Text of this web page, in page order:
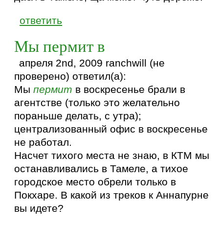
ответить
Мы пермит в
апреля 2nd, 2009 ranchwill (не
проверено) ответил(а):
Мыпермит в воскресенье брали в
агентстве (только это желательно
пораньше делать, с утра);
централизованный офис в воскресенье
не работал.
Насчет тихого места не знаю, в КТМ мы
останавливались в Тамеле, а тихое
городское место обрели только в
Покхаре. В какой из треков к Аннапурне
вы идете?